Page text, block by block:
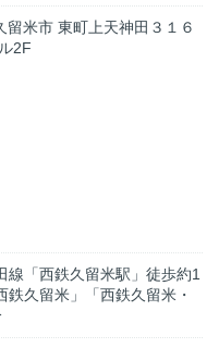
米市 東町上天神田３１６
2F
「西鉄久留米駅」徒歩約1
久留米」「西鉄久留米・